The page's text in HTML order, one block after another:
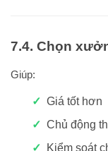
7.4. Chọn
Giúp:
Giá tốt hơn
Chủ động
Kiểm soát